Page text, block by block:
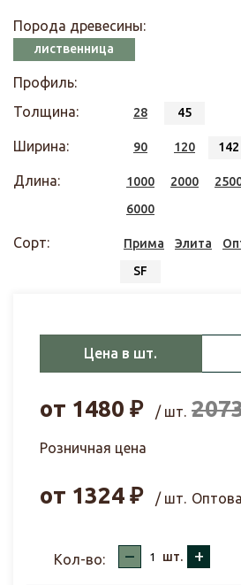
Порода древесины:
лиственница
Профиль:
Толщина:
28 45
Ширина: 90 120 142
Длина: 1000 2000
6000
Сорт: Прима Элита
SF
Цена в шт.
от 1480 ₽ / шт.
Розничная цена
от 1324 ₽ / шт.
Кол-во: – шт. +